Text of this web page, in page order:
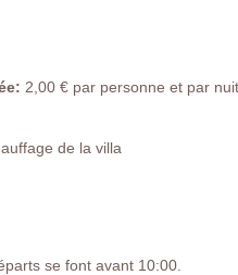
2,00 € par personne et par
de la villa
se font avant 10:00.